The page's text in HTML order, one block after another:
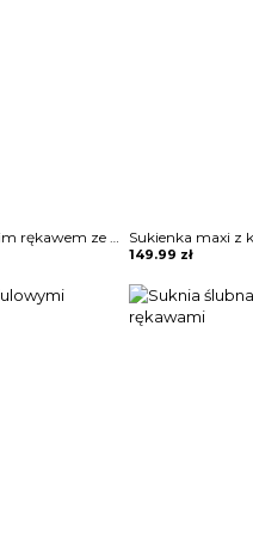
Sukienka midi z krótkim rękawem ze zwiewnego materiału
149.99 zł